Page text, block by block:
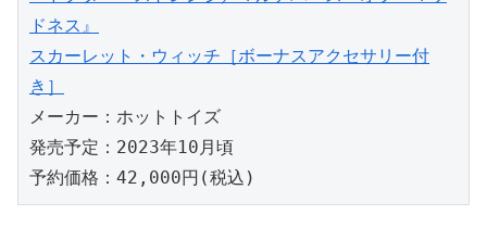
ドネス』
スカーレット・ウィッチ［ボーナスアクセサリー付
き］
メーカー：ホットトイズ
発売予定：2023年10月頃
予約価格：42,000円(税込)